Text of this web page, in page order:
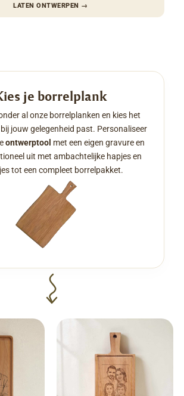
LATEN ONTWERPEN →
je borrelplank
al onze borrelplanken en kies het
jouw gelegenheid past. Personaliseer
ontwerptool met een eigen gravure en
uit met ambachtelijke hapjes en
tot een compleet borrelpakket.